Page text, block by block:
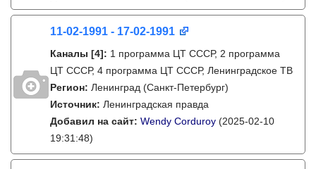
11-02-1991 - 17-02-1991
Каналы [4]: 1 программа ЦТ СССР, 2 программа
ЦТ СССР, 4 программа ЦТ СССР, Ленинградское ТВ
Регион: Ленинград (Санкт-Петербург)
Источник: Ленинградская правда
Добавил на сайт: Wendy Corduroy (2025-02-10
19:31:48)